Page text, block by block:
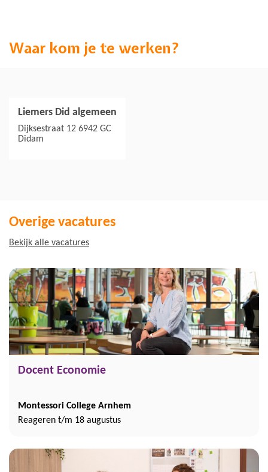
Waar kom je te werken?
Liemers Did algemeen
Dijksestraat 12 6942 GC
Didam
Jouw collega's
Overige vacatures
Bekijk alle vacatures
Docent Economie
Montessori College Arnhem
Reageren t/m 18 augustus